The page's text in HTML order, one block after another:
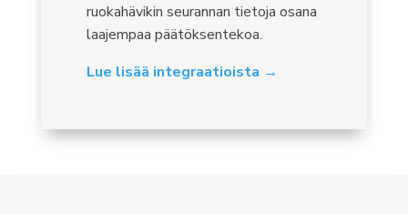
ruokahävikin seurannan tietoja osana
laajempaa päätöksentekoa.
Lue lisää integraatioista →